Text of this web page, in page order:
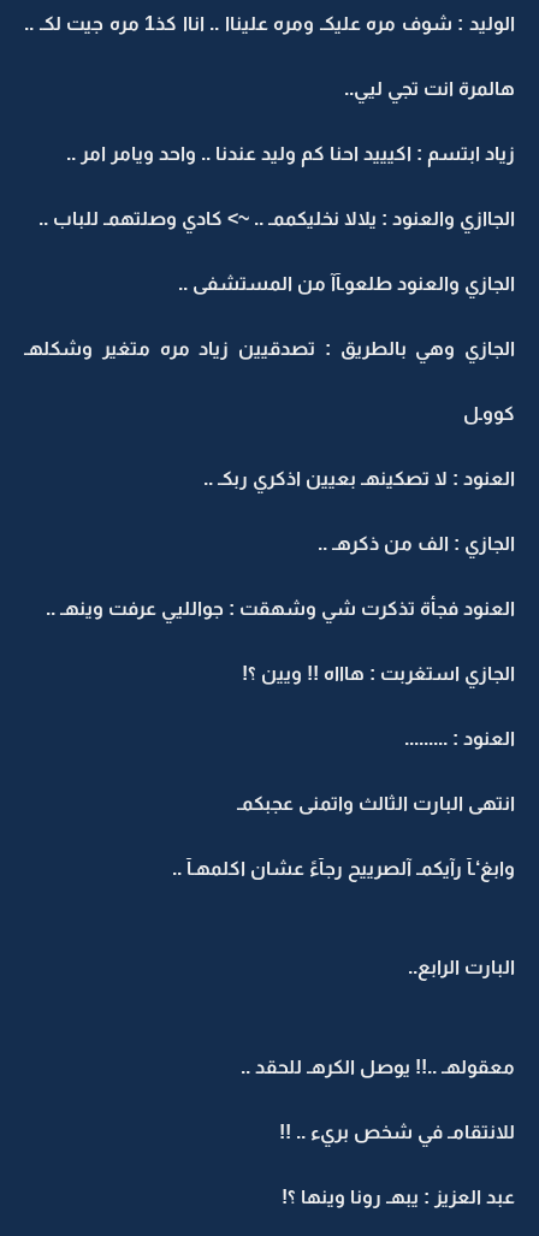
الوليد : شوف مره عليكـ ومره عليناا .. اناا كذ1 مره جيت لكـ ..
هالمرة انت تجي ليي..
زياد ابتسم : اكيييد احنا كم وليد عندنا .. واحد ويامر امر ..
الجاازي والعنود : يلالا نخليكممـ .. ~> كادي وصلتهمـ للباب ..
الجازي والعنود طلعوـآآ من المستشفى ..
الجازي وهي بالطريق : تصدقيين زياد مره متغير وشكلهـ
كووـل
العنود : لا تصكينهـ بعيين اذكري ربكـ ..
الجازي : الف من ذكرهـ ..
العنود فجأة تذكرت شي وشهقت : جوالليي عرفت وينهـ ..
الجازي استغربت : هاااه !! ويين ؟!
العنود : .........
انتهى البارت الثالث واتمنى عجبكمـ
وابغ‘ـآ رآيكمـ آلصرييح رجآءً عشان اكلمهـآ ..
البارت الرابع..
معقولهـ ..!! يوصل الكرهـ للحقد ..
للانتقامـ في شخص بريء .. !!
عبد العزيز : يبهـ رونا وينها ؟!